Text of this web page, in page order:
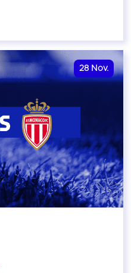
28 Nov.